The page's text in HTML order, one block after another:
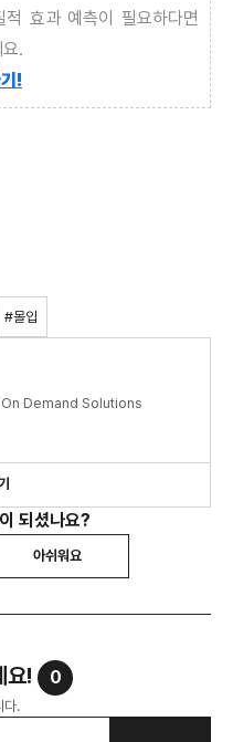
효과 예측이 필요하다면
.
!
#몰입
On Demand Solutions
되셨나요?
아쉬워요
요! 0
다.